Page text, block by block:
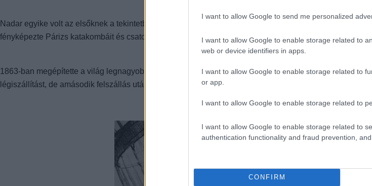
I want to allow Google to send me personalized
I want to allow Google to enable storage related to
web or device identifiers in apps.
I want to allow Google to enable storage related to
or app.
I want to allow Google to enable storage related to
I want to allow Google to enable storage related to
authentication functionality and fraud prevention,
CONFIRM
Nadar egyike volt az elsőknek a tekintetben is, hogy műfénynél készített felvételeket. Villanyvilágítás
fényképezte Párizs katakombáit és csatornáit is. Az első ilyen fotót már 1860-ban elkészítette.
1863-ban megépítette a világ legnagyobb léggömbjét, átmérője kb. 30 méter volt. Terve az volt, hogy
légiszállítást, de amásodik felszállás után elvesztette uralmát a léggömb felett és Németországig repült,